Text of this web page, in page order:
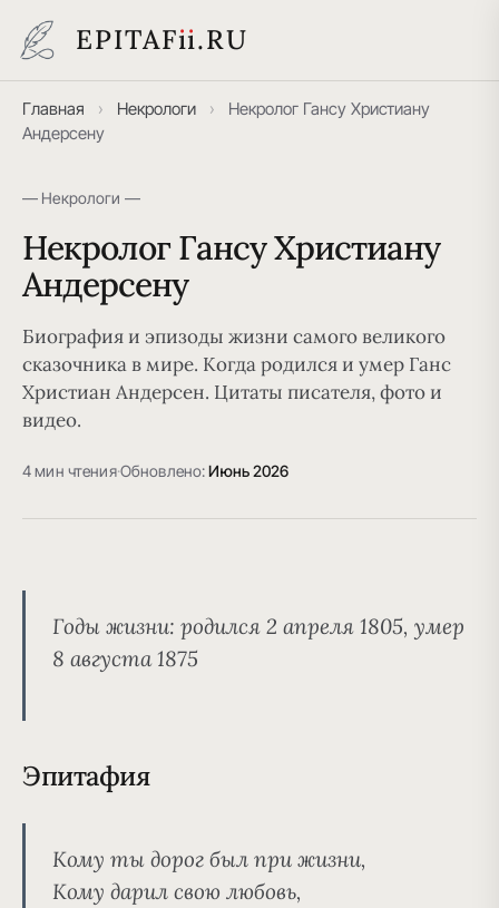
EPITAFii.RU
Главная › Некрологи ›
Некролог Гансу Христиану
Андерсену
— Некрологи —
Некролог Гансу Христиану
Андерсену
Биография и эпизоды жизни самого великого
сказочника в мире. Когда родился и умер Ганс
Христиан Андерсен. Цитаты писателя, фото и
видео.
4 мин чтения·Обновлено:Июнь 2026
Годы жизни: родился 2 апреля 1805, умер
8 августа 1875
Эпитафия
Кому ты дорог был при жизни,
Кому дарил свою любовь,